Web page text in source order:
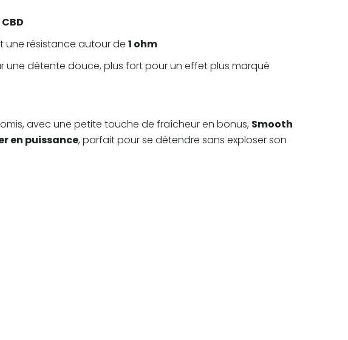
une résistance autour de 1 ohm
une détente douce, plus fort pour un effet plus marqué
avec une petite touche de fraîcheur en bonus, Smooth
en puissance, parfait pour se détendre sans exploser son